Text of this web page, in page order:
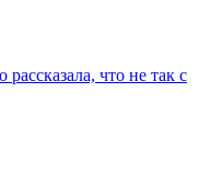
что не так с